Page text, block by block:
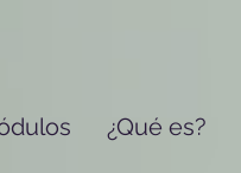
¿Qué es?